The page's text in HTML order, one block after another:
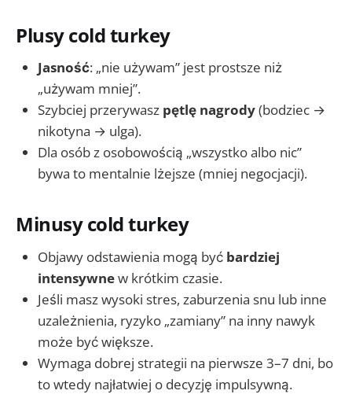
Plusy cold turkey
Jasność: „nie używam” jest prostsze niż
„używam mniej”.
Szybciej przerywasz pętlę nagrody(bodziec →
nikotyna → ulga).
Dla osób z osobowością „wszystko albo nic”
bywa to mentalnie lżejsze (mniej negocjacji).
Minusy cold turkey
Objawy odstawienia mogą być bardziej
intensywnew krótkim czasie.
Jeśli masz wysoki stres, zaburzenia snu lub inne
uzależnienia, ryzyko „zamiany” na inny nawyk
może być większe.
Wymaga dobrej strategii na pierwsze 3–7 dni, bo
to wtedy najłatwiej o decyzję impulsywną.